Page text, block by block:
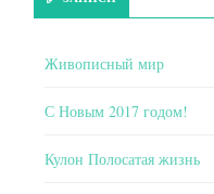
Живописный мир
С Новым 2017 годом!
Кулон Полосатая жизнь